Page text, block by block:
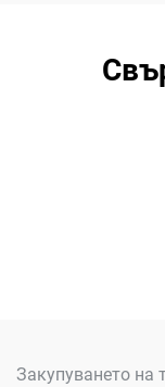
Закупуването на